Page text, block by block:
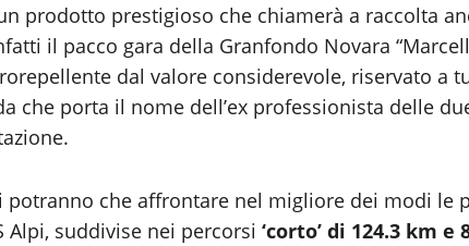
prodotto prestigioso che chiamerà a raccolta
il pacco gara della Granfondo Novara
dal valore considerevole, riservato a
che porta il nome dell’ex professionista delle
che affrontare nel migliore dei modi le
Alpi, suddivise nei percorsi ‘corto’ di 124.3 km